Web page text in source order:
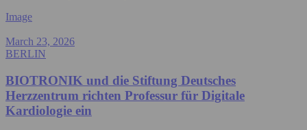
Image
March 23, 2026
BERLIN
BIOTRONIK und die Stiftung Deutsches
Herzzentrum richten Professur für Digitale
Kardiologie ein